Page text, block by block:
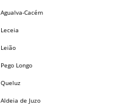
Agualva-Cacém
Leceia
Leião
Pego Longo
Queluz
Aldeia de Juzo